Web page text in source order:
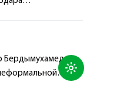
Азии и
Бердымухамедов